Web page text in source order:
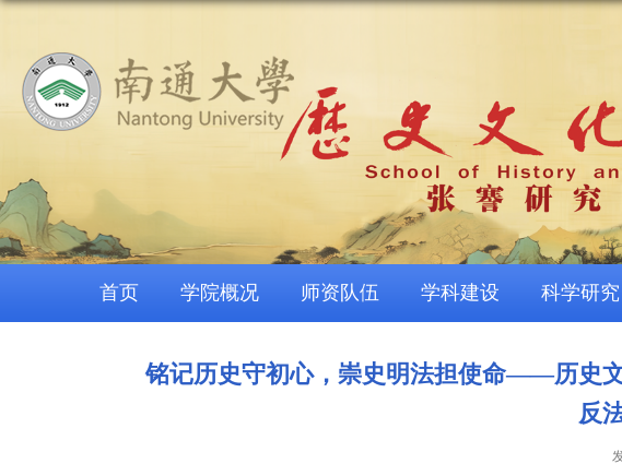
首页 学院概况 师资队伍 学科建设 科学研究
铭记历史守初心，崇史明法担使命——历史
反